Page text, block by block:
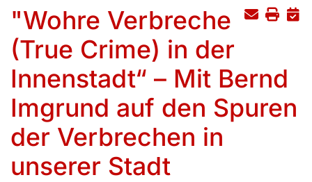
"Wohre Verbreche
(True Crime) in der
Innenstadt“ – Mit Bernd
Imgrund auf den Spuren
der Verbrechen in
unserer Stadt